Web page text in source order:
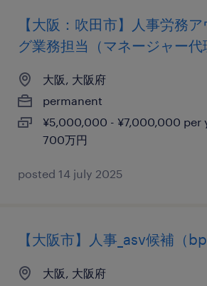
【大阪：吹田市】人事労務
グ業務担当（マネージャー代
大阪, 大阪府
permanent
¥5,000,000 - ¥7,000,000 per
700万円
posted 14 july 2025
【大阪市】人事_asv候補（
大阪, 大阪府